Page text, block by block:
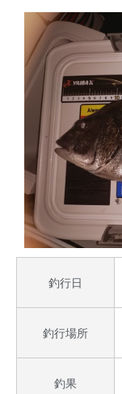
釣行日
釣行場所
釣果